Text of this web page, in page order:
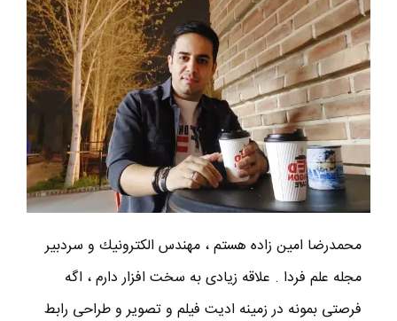
محمدرضا امين زاده هستم ، مهندس الكترونيك و سردبير
مجله علم فردا . علاقه زیادی به سخت افزار دارم ، اگه
فرصتی بمونه در زمینه ادیت فیلم و تصویر و طراحی رابط